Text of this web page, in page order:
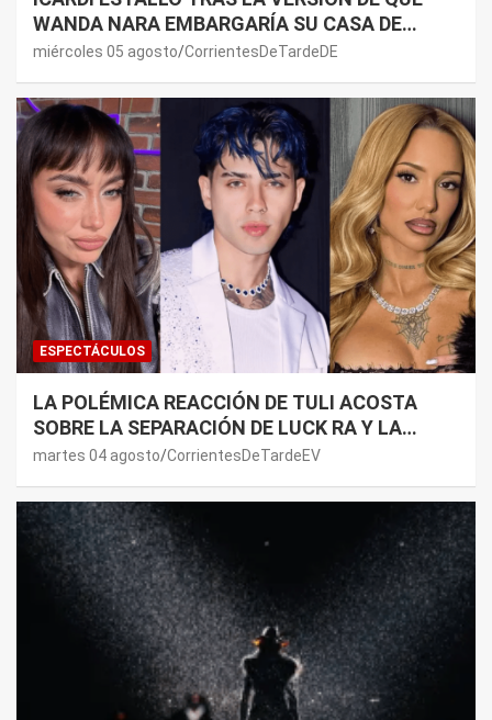
WANDA NARA EMBARGARÍA SU CASA DE
NORDELTA: “NECESITAN RASCAR DE ALGÚN
miércoles 05 agosto CorrientesDeTardeDE
ESPECTÁCULOS
LA POLÉMICA REACCIÓN DE TULI ACOSTA
SOBRE LA SEPARACIÓN DE LUCK RA Y LA
JOAQUI: “¿MI VERDAD?”
martes 04 agosto CorrientesDeTardeEV